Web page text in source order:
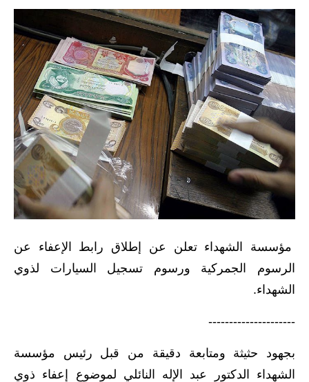
الرواتب
القروض والسلف
المنح المالية
قطع الاراضي
اخبار العراق
الاخبار السياسية
الاخبار الامنية
الاخبار الرياضية
نتائج الامتحانات
مؤسسة الشهداء تعلن عن إطلاق رابط الإعفاء عن
الرسوم الجمركية ورسوم تسجيل السيارات لذوي
الشهداء.
---------------------
بجهود حثيثة ومتابعة دقيقة من قبل رئيس مؤسسة
الشهداء الدكتور عبد الإله النائلي لموضوع إعفاء ذوي